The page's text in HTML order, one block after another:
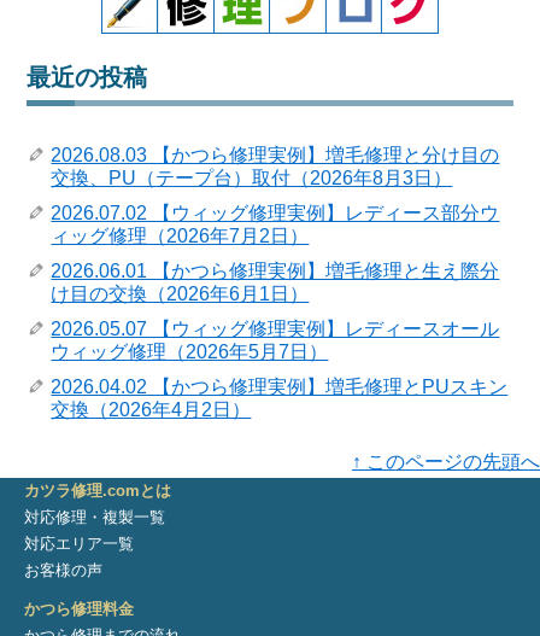
最近の投稿
2026.08.03 【かつら修理実例】増毛修理と分け目の
交換、PU（テープ台）取付（2026年8月3日）
2026.07.02 【ウィッグ修理実例】レディース部分ウ
ィッグ修理（2026年7月2日）
2026.06.01 【かつら修理実例】増毛修理と生え際分
け目の交換（2026年6月1日）
2026.05.07 【ウィッグ修理実例】レディースオール
ウィッグ修理（2026年5月7日）
2026.04.02 【かつら修理実例】増毛修理とPUスキン
交換（2026年4月2日）
↑ このページの先頭へ
カツラ修理.comとは
対応修理・複製一覧
対応エリア一覧
お客様の声
かつら修理料金